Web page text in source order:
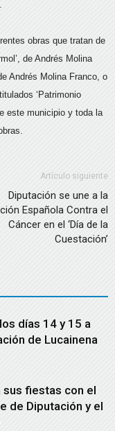
obras que tratan de
de Andrés Molina
Andrés Molina Franco, o
‘Patrimonio
este municipio y toda la
Artículo siguiente
Diputación se une a la
Española Contra el
Cáncer en el ‘Día de la
Cuestación’
días 14 y 15 a
de Lucainena
sus fiestas con el
de Diputación y el